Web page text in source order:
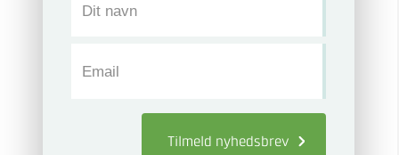
Dit navn
Email
Tilmeld nyhedsbrev